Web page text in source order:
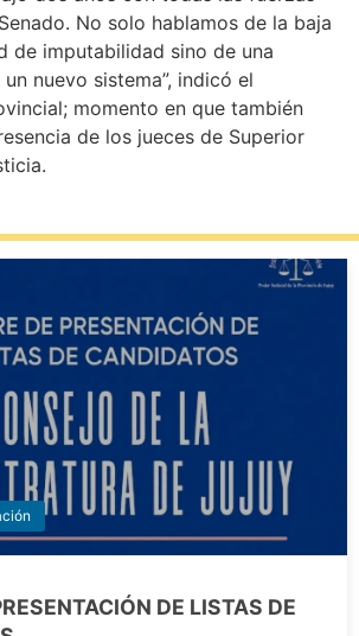
No solo hablamos de la baja
de imputabilidad sino de una
nuevo sistema”, indicó el
momento en que también
de los jueces de Superior
DE LISTAS DE